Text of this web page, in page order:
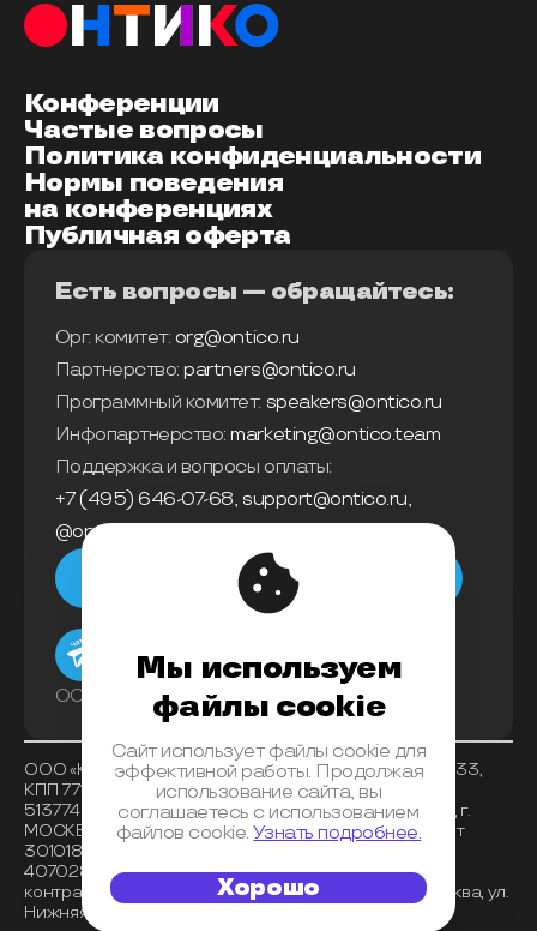
Конференции
Частые вопросы
Политика конфиденциальности
Нормы поведения
на конференциях
Публичная оферта
Есть вопросы — обращайтесь:
Орг. комитет: org@ontico.ru
Партнерство: partners@ontico.ru
Программный комитет: speakers@ontico.ru
Инфопартнерство: marketing@ontico.team
Поддержка и вопросы оплаты:
+7 (495) 646-07-68, support@ontico.ru,
@ontico_support
Мы в телеграм
ООО «Конференции Олега Бунина»
ООО «Конференции Олега Бунина», ИНН 7733863233,
КПП 771401001 , ОКВЭД 62.01, ОКПО 26117225, ОГРН
5137746153518, Банк получателя АО «АЛЬФА-БАНК», г.
МОСКВА, БИК 044525593, корреспондентский счет
30101810200000000593, расчетный счет
40702810202720001072 , место нахождения
контрагента (индекс, регион, город) 125040, г. Москва, ул.
Нижняя, д. 14, стр. 7, оф. 08.
Мы используем
файлы cookie
Сайт использует файлы cookie для
эффективной работы. Продолжая
использование сайта, вы
соглашаетесь с использованием
файлов cookie.Узнать подробнее.
Хорошо